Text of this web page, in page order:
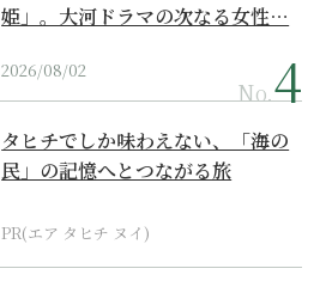
姫」。大河ドラマの次なる女性…
2026/08/02
No.
タヒチでしか味わえない、「海の
民」の記憶へとつながる旅
PR(エア タヒチ ヌイ)